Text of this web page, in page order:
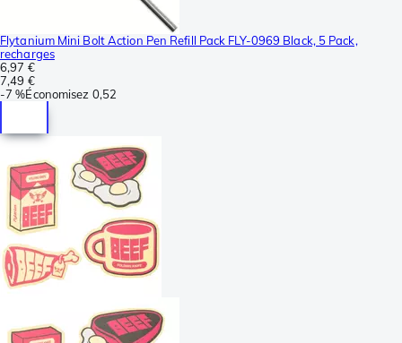
Flytanium Mini Bolt Action Pen Refill Pack FLY-0969 Black, 5 Pack,
recharges
6,97 €
7,49 €
-7 %Économisez 0,52